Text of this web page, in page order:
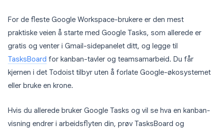
For de fleste Google Workspace-brukere er den mest
praktiske veien å starte med Google Tasks, som allerede er
gratis og venter i Gmail-sidepanelet ditt, og legge til
TasksBoard for kanban-tavler og teamsamarbeid. Du får
kjernen i det Todoist tilbyr uten å forlate Google-økosystemet
eller bruke en krone.
Hvis du allerede bruker Google Tasks og vil se hva en kanban-
visning endrer i arbeidsflyten din, prøv TasksBoard og